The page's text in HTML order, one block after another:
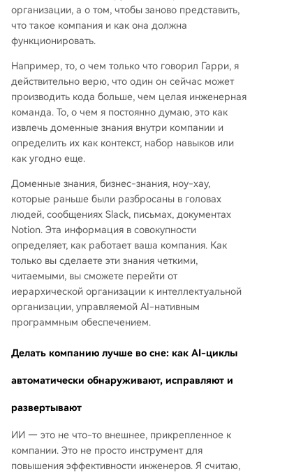
организации, а о том, чтобы заново представить,
что такое компания и как она должна
функционировать.
Например, то, о чем только что говорил Гарри, я
действительно верю, что один он сейчас может
производить кода больше, чем целая инженерная
команда. То, о чем я постоянно думаю, это как
извлечь доменные знания внутри компании и
определить их как контекст, набор навыков или
как угодно еще.
Доменные знания, бизнес-знания, ноу-хау,
которые раньше были разбросаны в головах
людей, сообщениях Slack, письмах, документах
Notion. Эта информация в совокупности
определяет, как работает ваша компания. Как
только вы сделаете эти знания четкими,
читаемыми, вы сможете перейти от
иерархической организации к интеллектуальной
организации, управляемой AI-нативным
программным обеспечением.
Делать компанию лучше во сне: как AI-циклы
автоматически обнаруживают, исправляют и
развертывают
ИИ — это не что-то внешнее, прикрепленное к
компании. Это не просто инструмент для
повышения эффективности инженеров. Я считаю,